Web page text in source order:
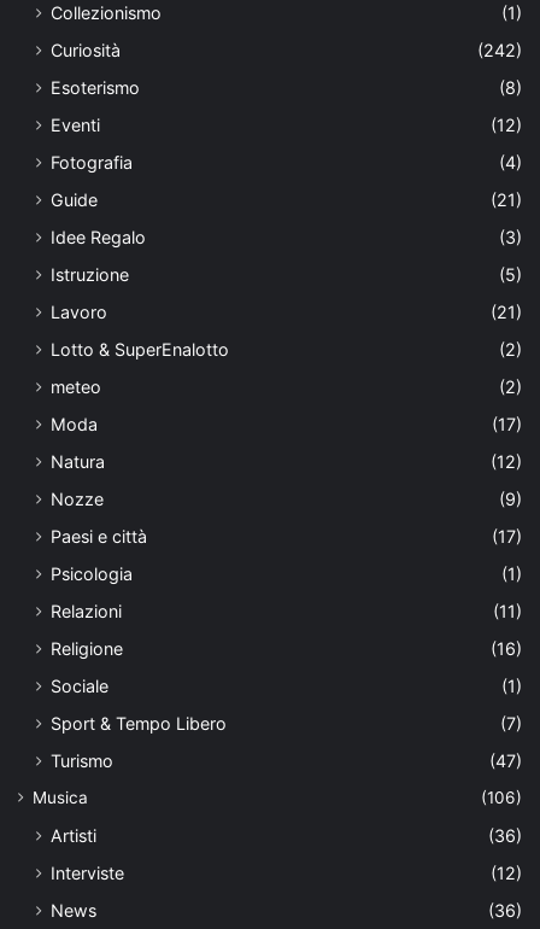
Collezionismo
(1)
Curiosità
(242)
Esoterismo
(8)
Eventi
(12)
Fotografia
(4)
Guide
(21)
Idee Regalo
(3)
Istruzione
(5)
Lavoro
(21)
Lotto & SuperEnalotto
(2)
meteo
(2)
Moda
(17)
Natura
(12)
Nozze
(9)
Paesi e città
(17)
Psicologia
(1)
Relazioni
(11)
Religione
(16)
Sociale
(1)
Sport & Tempo Libero
(7)
Turismo
(47)
Musica (106)
Artisti
(36)
Interviste
(12)
News
(36)